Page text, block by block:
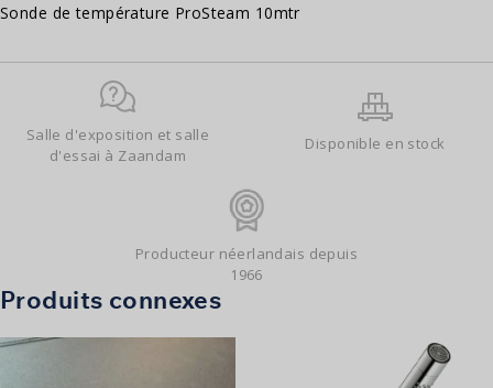
meter
Sonde de température ProSteam 10mtr
Salle d'exposition et salle
d'essai à Zaandam
Disponible en stock
Producteur néerlandais depuis
1966
Produits connexes